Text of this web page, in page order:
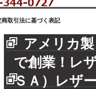
商取引法に基づく表記
アメリカ
で創業！レ
ＳＡ）レザ